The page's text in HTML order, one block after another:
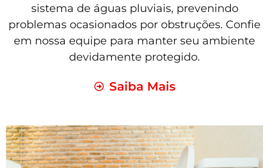
sistema de águas pluviais, prevenindo
problemas ocasionados por obstruções. Confie
em nossa equipe para manter seu ambiente
devidamente protegido.
Saiba Mais